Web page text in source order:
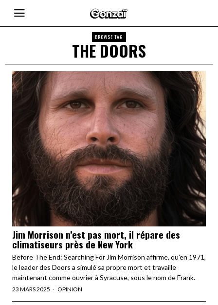
BROWSE TAG
THE DOORS
Jim Morrison n’est pas mort, il répare des
climatiseurs près de New York
Before The End: Searching For Jim Morrison affirme, qu’en 1971,
le leader des Doors a simulé sa propre mort et travaille
maintenant comme ouvrier à Syracuse, sous le nom de Frank.
23 MARS 2025 OPINION